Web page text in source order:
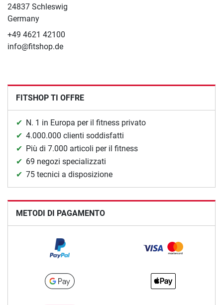
24837 Schleswig
Germany
+49 4621 42100
info@fitshop.de
FITSHOP TI OFFRE
N. 1 in Europa per il fitness privato
4.000.000 clienti soddisfatti
Più di 7.000 articoli per il fitness
69 negozi specializzati
75 tecnici a disposizione
METODI DI PAGAMENTO